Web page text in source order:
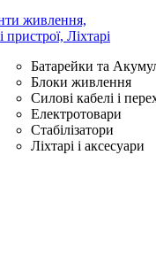
живлення,
пристрої, Ліхтарі
Батарейки та
Блоки живлення
Силові кабелі і
Електротовари
Стабілізатори
Ліхтарі і аксесуари